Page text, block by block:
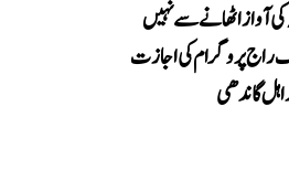
آواز اٹھانے سے نہیں
راج پروگرام کی اجازت
گاندھی